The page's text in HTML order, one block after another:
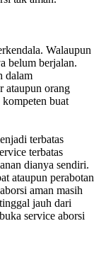
Walaupun
belum berjalan.
dalam
ataupun orang
kompeten buat
terbatas
terbatas
dianya sendiri.
ataupun perabotan
aman masih
jauh dari
service aborsi